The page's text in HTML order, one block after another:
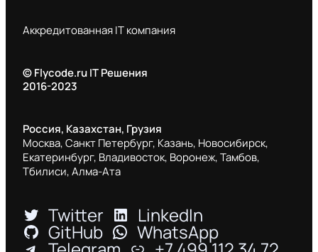
Аккредитованная IT компания
© Flycode.ru IT Решения
2016-2023
Россия, Казахстан, Грузия
Москва, Санкт Петербург, Казань, Новосибирск,
Екатеринбург, Владивосток, Воронеж, Тамбов,
Тбилиси, Алма-Ата
Twitter LinkedIn
GitHub WhatsApp